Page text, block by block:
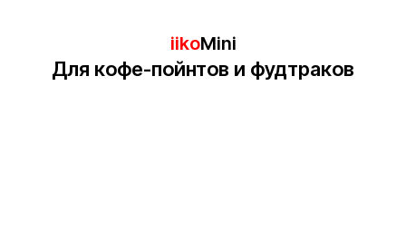
iikoMini
Для кофе-пойнтов и фудтраков